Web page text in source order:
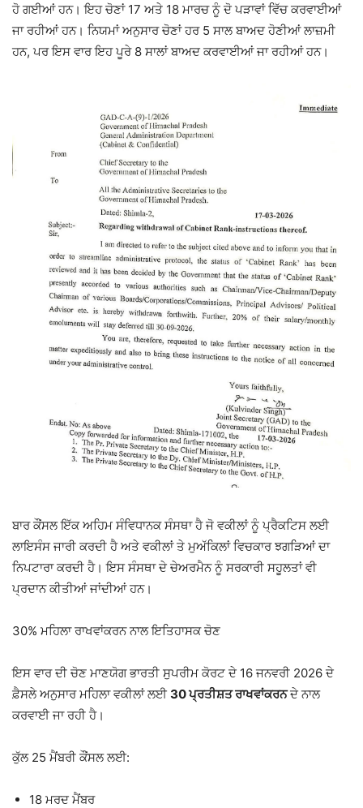
ਹੋ ਗਈਆਂ ਹਨ। ਇਹ ਚੋਣਾਂ 17 ਅਤੇ 18 ਮਾਰਚ ਨੂੰ ਦੋ ਪੜਾਵਾਂ ਵਿੱਚ ਕਰਵਾਈਆਂ
ਜਾ ਰਹੀਆਂ ਹਨ। ਨਿਯਮਾਂ ਅਨੁਸਾਰ ਚੋਣਾਂ ਹਰ 5 ਸਾਲ ਬਾਅਦ ਹੋਣੀਆਂ ਲਾਜ਼ਮੀ
ਹਨ, ਪਰ ਇਸ ਵਾਰ ਇਹ ਪੂਰੇ 8 ਸਾਲਾਂ ਬਾਅਦ ਕਰਵਾਈਆਂ ਜਾ ਰਹੀਆਂ ਹਨ।
ਬਾਰ ਕੌਂਸਲ ਇੱਕ ਅਹਿਮ ਸੰਵਿਧਾਨਕ ਸੰਸਥਾ ਹੈ ਜੋ ਵਕੀਲਾਂ ਨੂੰ ਪ੍ਰੈਕਟਿਸ ਲਈ
ਲਾਇਸੰਸ ਜਾਰੀ ਕਰਦੀ ਹੈ ਅਤੇ ਵਕੀਲਾਂ ਤੇ ਮੁਅੱਕਿਲਾਂ ਵਿਚਕਾਰ ਝਗੜਿਆਂ ਦਾ
ਨਿਪਟਾਰਾ ਕਰਦੀ ਹੈ। ਇਸ ਸੰਸਥਾ ਦੇ ਚੇਅਰਮੈਨ ਨੂੰ ਸਰਕਾਰੀ ਸਹੂਲਤਾਂ ਵੀ
ਪ੍ਰਦਾਨ ਕੀਤੀਆਂ ਜਾਂਦੀਆਂ ਹਨ।
30% ਮਹਿਲਾ ਰਾਖਵਾਂਕਰਨ ਨਾਲ ਇਤਿਹਾਸਕ ਚੋਣ
ਇਸ ਵਾਰ ਦੀ ਚੋਣ ਮਾਣਯੋਗਭਾਰਤੀ ਸੁਪਰੀਮ ਕੋਰਟ ਦੇ 16 ਜਨਵਰੀ 2026 ਦੇ
ਫ਼ੈਸਲੇ ਅਨੁਸਾਰ ਮਹਿਲਾ ਵਕੀਲਾਂ ਲਈ 30 ਪ੍ਰਤੀਸ਼ਤ ਰਾਖਵਾਂਕਰਨਦੇ ਨਾਲ
ਕਰਵਾਈ ਜਾ ਰਹੀ ਹੈ।
ਕੁੱਲ 25 ਮੈਂਬਰੀ ਕੌਂਸਲ ਲਈ:
18 ਮਰਦ ਮੈਂਬਰ